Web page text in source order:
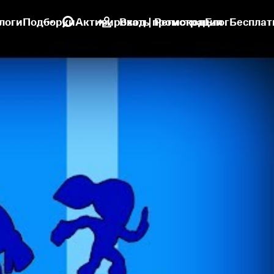
ПодборкиАктивировать промокодБлог
Вход | Регистрация